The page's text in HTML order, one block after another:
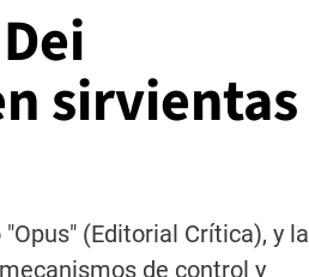
sirvientas
(Editorial Crítica), y la
de control y